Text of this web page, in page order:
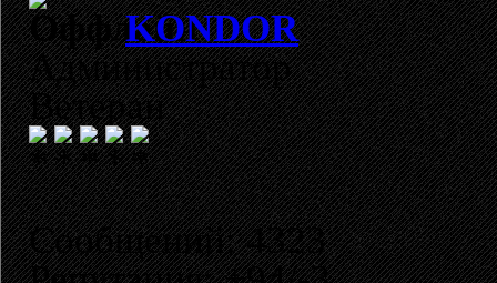
KONDOR
Администратор
Ветеран
Сообщений: 4323